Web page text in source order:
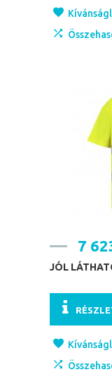
7
JÓL